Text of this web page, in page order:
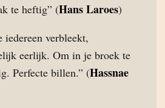
te heftig” (Hans Laroes)
verbleekt,
eerlijk. Om in je broek te
Perfecte billen.” (Hassnae